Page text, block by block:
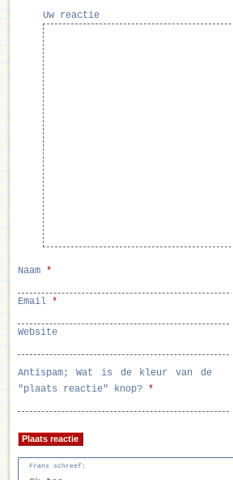
Uw reactie
Naam *
Email *
Website
Antispam; Wat is de kleur van de
"plaats reactie" knop? *
Frans schreef: